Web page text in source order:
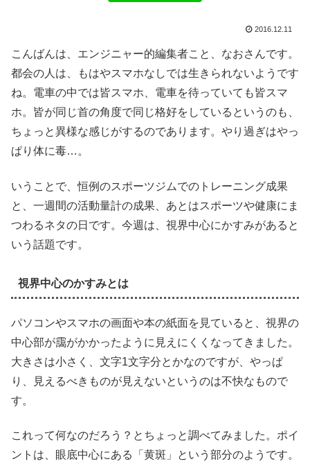
2016.12.11
こんばんは、エンジニャー的編集者こと、なおさんです。
都会の人は、もはやスマホなしでは生きられないようです
ね。電車の中では皆スマホ、電車を待っていても皆スマ
ホ。皆が同じ首の角度で同じ格好をしているというのも、
ちょっと異様な感じがするのであります。やり過ぎはやっ
ぱり体に毒…。
いうことで、恒例のスポーツジムでのトレーニング成果
と、一週間の活動量計の成果、あとはスポーツや健康にま
つわるネタの日です。今週は、視界中心にかすみがあると
いう話題です。
視界中心のかすみとは
パソコンやスマホの画面や本の紙面を見ていると、視界の
中心部が靄がかかったように見えにくくなってきました。
大きさは小さく、文字1文字分とかなのですが、やっぱ
り、見えるべきものが見えないというのは不快なもので
す。
これって何なのだろう？とちょっと調べてみました。ポイ
ントは、眼底中心にある「黄斑」という部分のようです。